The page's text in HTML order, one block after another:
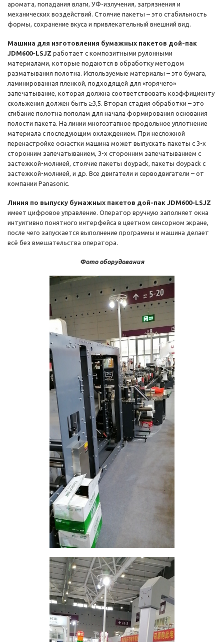
аромата, попадания влаги, УФ-излучения, загрязнения и
механических воздействий. Стоячие пакеты – это стабильность
формы, сохранение вкуса и привлекательный внешний вид.
Машина для изготовления бумажных пакетов дой-пак
JDM600-LSJZ работает с композитными рулонными
материалами, которые подаются в обработку методом
разматывания полотна. Используемые материалы – это бумага,
ламинированная пленкой, подходящей для «горячего»
запечатывание, которая должна соответствовать коэффициенту
скольжения должен быть ≥3,5. Вторая стадия обработки – это
сгибание полотна пополам для начала формирования основания
полости пакета. На линии многоэтапное продольное уплотнение
материала с последующим охлаждением. При несложной
перенастройке оснастки машина может выпускать пакеты с 3-х
сторонним запечатыванием, 3-х сторонним запечатыванием с
застежкой-молнией, стоячие пакеты doypack, пакеты doypack с
застежкой-молнией, и др. Все двигатели и серводвигатели – от
компании Panasonic.
Линия по выпуску бумажных пакетов дой-пак JDM600-LSJZ
имеет цифровое управление. Оператор вручную заполняет окна
интуитивно понятного интерфейса в цветном сенсорном экране,
после чего запускается выполнение программы и машина делает
всё без вмешательства оператора.
Фото оборудования